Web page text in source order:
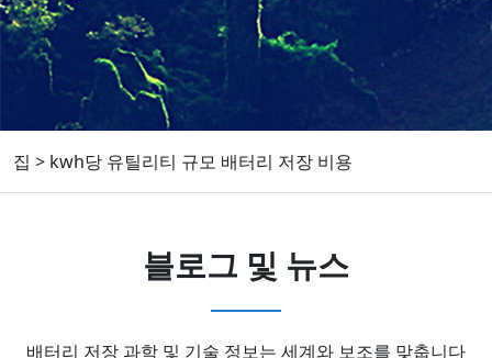
집 > kwh당 유틸리티 규모 배터리 저장 비용
블로그 및 뉴스
배터리 저장 과학 및 기술 정보는 세계와 보조를 맞춥니다